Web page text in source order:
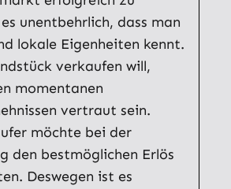
unentbehrlich, dass man
lokale Eigenheiten kennt.
verkaufen will,
momentanen
vertraut sein.
möchte bei der
den bestmöglichen Erlös
Deswegen ist es